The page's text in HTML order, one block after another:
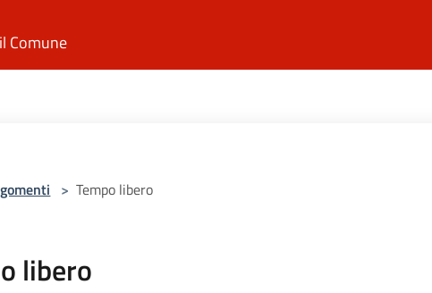
Comune
> Tempo libero
libero